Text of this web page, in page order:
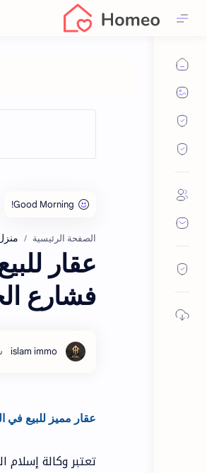
الصفحة الرئيسية
فشارع
عقار مميز للبيع في العيون: 168م² بواجهتين
تعتبر وكالة